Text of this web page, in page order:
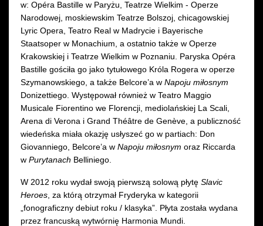
w: Opéra Bastille w Paryżu, Teatrze Wielkim - Operze
Narodowej, moskiewskim Teatrze Bolszoj, chicagowskiej
Lyric Opera, Teatro Real w Madrycie i Bayerische
Staatsoper w Monachium, a ostatnio także w Operze
Krakowskiej i Teatrze Wielkim w Poznaniu. Paryska Opéra
Bastille gościła go jako tytułowego Króla Rogera w operze
Szymanowskiego, a także Belcore’a w Napoju miłosnym
Donizettiego. Występował również w Teatro Maggio
Musicale Fiorentino we Florencji, mediolańskiej La Scali,
Arena di Verona i Grand Théâtre de Genève, a publiczność
wiedeńska miała okazję usłyszeć go w partiach: Don
Giovanniego, Belcore’a w Napoju miłosnym oraz Riccarda
w Purytanach Belliniego.
W 2012 roku wydał swoją pierwszą solową płytę Slavic
Heroes , za którą otrzymał Fryderyka w kategorii
„fonograficzny debiut roku / klasyka”. Płyta została wydana
przez francuską wytwórnię Harmonia Mundi.